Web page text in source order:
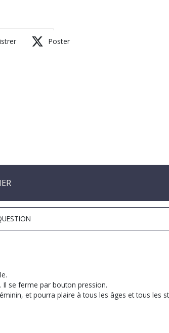
Poster
Il se ferme par bouton pression.
et pourra plaire à tous les âges et tous les